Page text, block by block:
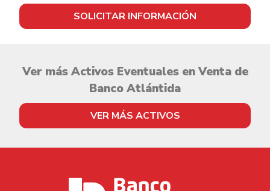
SOLICITAR INFORMACIÓN
Ver más Activos Eventuales en Venta de
Banco Atlántida
VER MÁS ACTIVOS